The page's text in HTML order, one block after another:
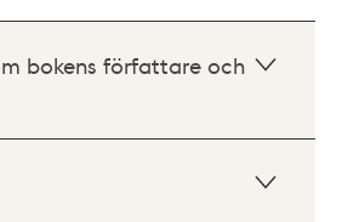
bokens författare och